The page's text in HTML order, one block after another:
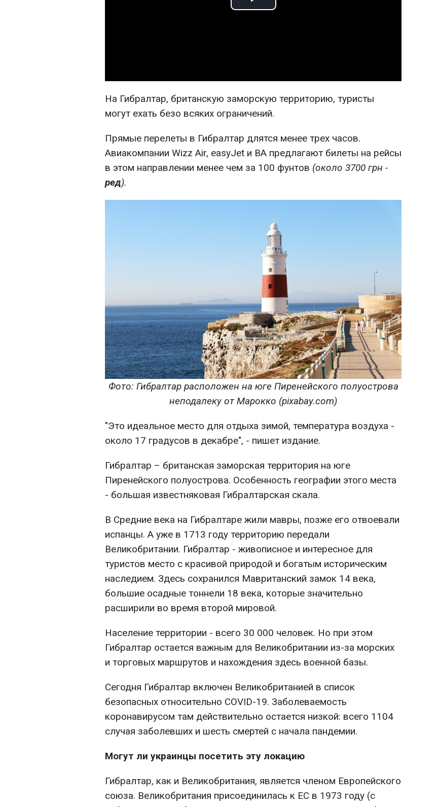
Play
На Гибралтар, британскую заморскую территорию, туристы
могут ехать безо всяких ограничений.
Прямые перелеты в Гибралтар длятся менее трех часов.
Авиакомпании Wizz Air, easyJet и BA предлагают билеты на рейсы
в этом направлении менее чем за 100 фунтов (около 3700 грн -
ред).
Фото: Гибралтар расположен на юге Пиренейского полуострова
неподалеку от Марокко (pixabay.com)
"Это идеальное место для отдыха зимой, температура воздуха -
около 17 градусов в декабре", - пишет издание.
Гибралтар – британская заморская территория на юге
Пиренейского полуострова. Особенность географии этого места
- большая известняковая Гибралтарская скала.
В Средние века на Гибралтаре жили мавры, позже его отвоевали
испанцы. А уже в 1713 году территорию передали
Великобритании. Гибралтар - живописное и интересное для
туристов место с красивой природой и богатым историческим
наследием. Здесь сохранился Мавританский замок 14 века,
большие осадные тоннели 18 века, которые значительно
расширили во время второй мировой.
Население территории - всего 30 000 человек. Но при этом
Гибралтар остается важным для Великобритании из-за морских
и торговых маршрутов и нахождения здесь военной базы.
Сегодня Гибралтар включен Великобританией в список
безопасных относительно COVID-19. Заболеваемость
коронавирусом там действительно остается низкой: всего 1104
случая заболевших и шесть смертей с начала пандемии.
Могут ли украинцы посетить эту локацию
Гибралтар, как и Великобритания, является членом Европейского
союза. Великобритания присоединилась к ЕС в 1973 году (с